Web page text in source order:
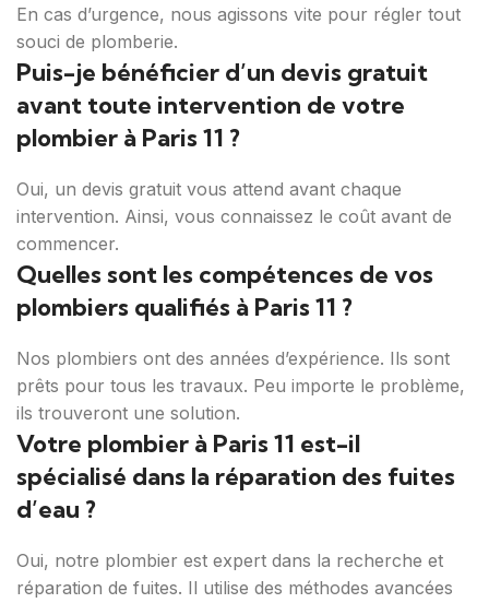
En cas d’urgence, nous agissons vite pour régler tout
souci de plomberie.
Puis-je bénéficier d’un devis gratuit
avant toute intervention de votre
plombier à Paris 11 ?
Oui, un devis gratuit vous attend avant chaque
intervention. Ainsi, vous connaissez le coût avant de
commencer.
Quelles sont les compétences de vos
plombiers qualifiés à Paris 11 ?
Nos plombiers ont des années d’expérience. Ils sont
prêts pour tous les travaux. Peu importe le problème,
ils trouveront une solution.
Votre plombier à Paris 11 est-il
spécialisé dans la réparation des fuites
d’eau ?
Oui, notre plombier est expert dans la recherche et
réparation de fuites. Il utilise des méthodes avancées